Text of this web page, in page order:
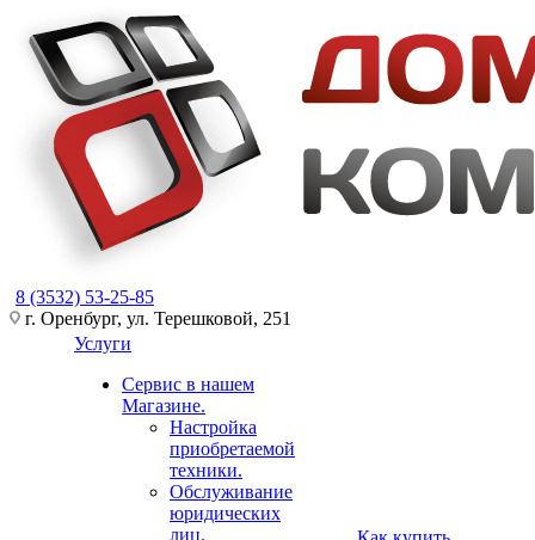
8 (3532) 53-25-85
г. Оренбург, ул. Терешковой, 251
Услуги
Сервис в нашем
Магазине.
Настройка
приобретаемой
техники.
Обслуживание
юридических
лиц.